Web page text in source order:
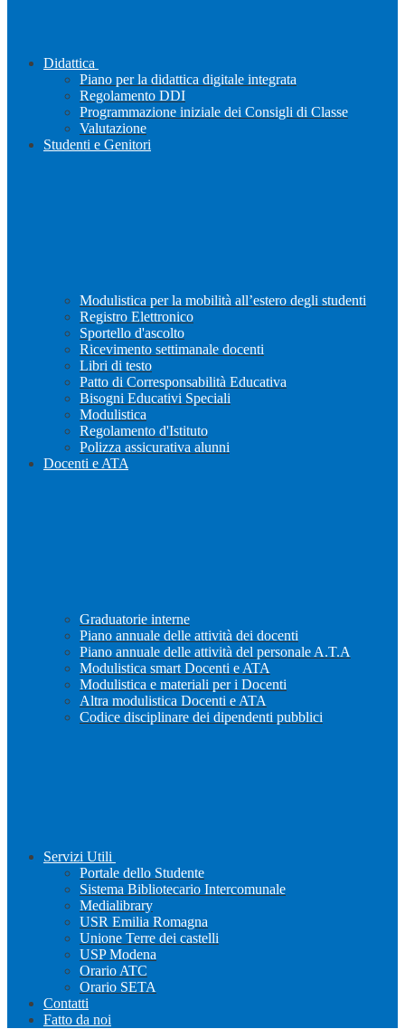
Didattica
Piano per la didattica digitale integrata
Regolamento DDI
Programmazione iniziale dei Consigli di Classe
Valutazione
Studenti e Genitori
Modulistica per la mobilità all’estero degli studenti
Registro Elettronico
Sportello d'ascolto
Ricevimento settimanale docenti
Libri di testo
Patto di Corresponsabilità Educativa
Bisogni Educativi Speciali
Modulistica
Regolamento d'Istituto
Polizza assicurativa alunni
Docenti e ATA
Graduatorie interne
Piano annuale delle attività dei docenti
Piano annuale delle attività del personale A.T.A
Modulistica smart Docenti e ATA
Modulistica e materiali per i Docenti
Altra modulistica Docenti e ATA
Codice disciplinare dei dipendenti pubblici
Servizi Utili
Portale dello Studente
Sistema Bibliotecario Intercomunale
Medialibrary
USR Emilia Romagna
Unione Terre dei castelli
USP Modena
Orario ATC
Orario SETA
Contatti
Fatto da noi